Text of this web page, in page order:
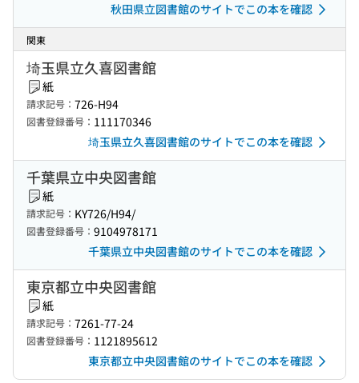
秋田県立図書館のサイトでこの本を確認
関東
埼玉県立久喜図書館
紙
請求記号： 726-H94
図書登録番号： 111170346
埼玉県立久喜図書館のサイトでこの本を確認
千葉県立中央図書館
紙
請求記号： KY726/H94/
図書登録番号： 9104978171
千葉県立中央図書館のサイトでこの本を確認
東京都立中央図書館
紙
請求記号： 7261-77-24
図書登録番号： 1121895612
東京都立中央図書館のサイトでこの本を確認